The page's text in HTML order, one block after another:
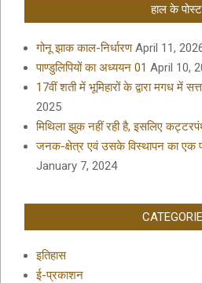
हाल के पोस्ट
गोनू झाक काल-निर्धारण April 11,
पाण्डुलिपियों का अध्ययन 01 April 10,
17वीं शती में भूमिहारों के द्वारा मगध में
2025
मिथिला झुक नहीं रही है, इसलिए
जनक-क्षेत्र एवं उसके विस्थापन का एक
January 7, 2024
इतिहास
ई-प्रकाशन